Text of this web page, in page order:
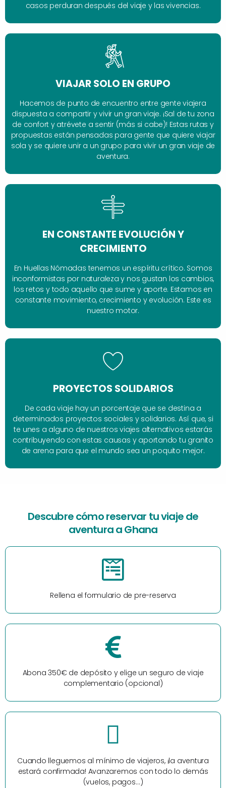
casos perduran después del viaje y las vivencias.
VIAJAR SOLO EN GRUPO
Hacemos de punto de encuentro entre gente viajera
dispuesta a compartir y vivir un gran viaje. ¡Sal de tu zona
de confort y atrévete a sentir (más si cabe)! Estas rutas y
propuestas están pensadas para gente que quiere viajar
sola y se quiere unir a un grupo para vivir un gran viaje de
aventura.
EN CONSTANTE EVOLUCIÓN Y
CRECIMIENTO
En Huellas Nómadas tenemos un espíritu crítico. Somos
inconformistas por naturaleza y nos gustan los cambios,
los retos y todo aquello que sume y aporte. Estamos en
constante movimiento, crecimiento y evolución. Este es
nuestro motor.
PROYECTOS SOLIDARIOS
De cada viaje hay un porcentaje que se destina a
determinados proyectos sociales y solidarios. Así que, si
te unes a alguno de nuestros viajes alternativos estarás
contribuyendo con estas causas y aportando tu granito
de arena para que el mundo sea un poquito mejor.
Descubre cómo reservar tu viaje de
aventura a Ghana
Rellena el formulario de pre-reserva
Abona 350€ de depósito y elige un seguro de viaje
complementario (opcional)
Cuando lleguemos al mínimo de viajeros, ¡la aventura
estará confirmada! Avanzaremos con todo lo demás
(vuelos, pagos…)